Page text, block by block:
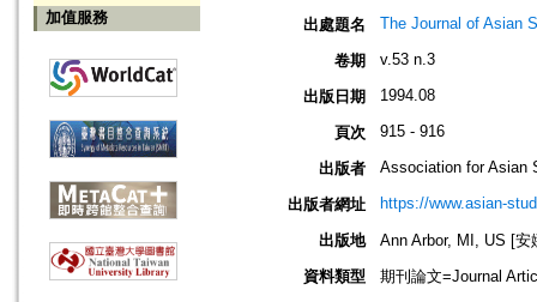
加值服務 出處題名 The Journal of Asian
卷期 v.53 n.3
出版日期 1994.08
頁次 915 - 916
出版者 Association for Asian
出版者網址 https://www.asian-
出版地
Ann Arbor, MI, US [
資料類型
期刊論文=Journal